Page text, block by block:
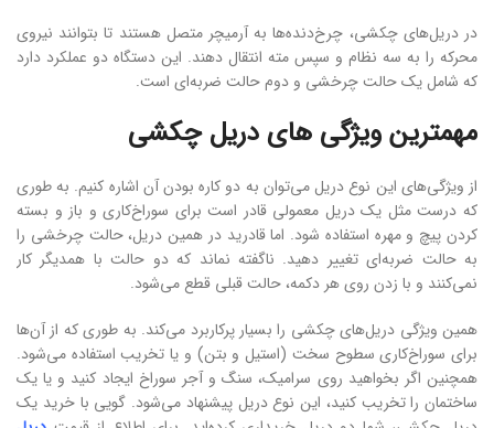
در دریل‌های چکشی، چرخ‌دنده‌ها به آرمیچر متصل هستند تا بتوانند نیروی
محرکه را به سه نظام و سپس مته انتقال دهند. این دستگاه دو عملکرد دارد
که شامل یک حالت چرخشی و دوم حالت ضربه‌ای است.
مهمترین ویژگی های دریل چکشی
از ویژگی‌های این نوع دریل می‌توان به دو کاره بودن آن‌ اشاره کنیم. به طوری
که درست مثل یک دریل معمولی قادر است برای سوراخ‌کاری و باز و بسته
کردن پیچ و مهره استفاده شود. اما قادرید در همین دریل، حالت چرخشی را
به حالت ضربه‌ای تغییر دهید. ناگفته نماند که دو حالت با همدیگر کار
نمی‌کنند و با زدن روی هر دکمه، حالت قبلی قطع می‌شود.
همین ویژگی دریل‌های چکشی را بسیار پرکاربرد می‌کند. به طوری که از آن‌ها
برای سوراخ‌کاری سطوح سخت (استیل و بتن) و یا تخریب استفاده می‌شود.
همچنین اگر بخواهید روی سرامیک، سنگ و آجر سوراخ‌ ایجاد کنید و یا یک
ساختمان را تخریب کنید، این نوع دریل پیشنهاد می‌شود. گویی با خرید یک